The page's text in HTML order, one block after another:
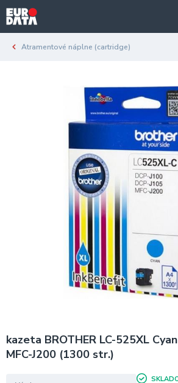
Atramentové náplne (cartridge)
kazeta BROTHER LC-525XL
MFC-J200 (1300 str.)